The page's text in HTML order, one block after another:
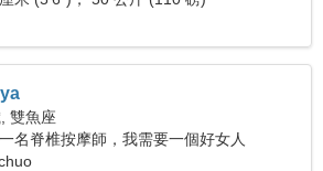
雙魚座
名脊椎按摩師，我需要一個好女人